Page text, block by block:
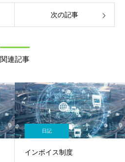
次の記事
関連記事
日記
インボイス制度